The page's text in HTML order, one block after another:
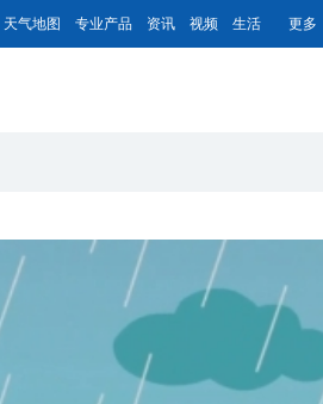
天气地图 专业产品 资讯 视频 生活 更多